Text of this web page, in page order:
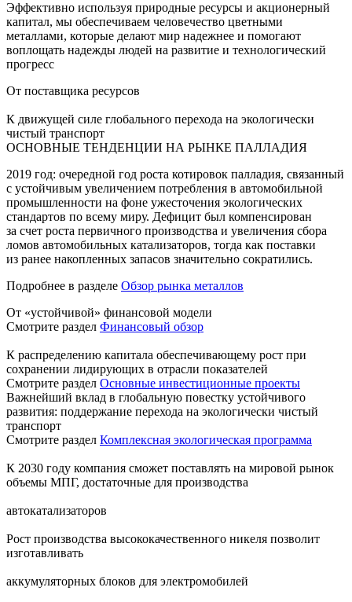
Эффективно используя природные ресурсы и акционерный
капитал, мы обеспечиваем человечество цветными
металлами, которые делают мир надежнее и помогают
воплощать надежды людей на развитие и технологический
прогресс
От поставщика ресурсов
К движущей силе глобального перехода на экологически
чистый транспорт
ОСНОВНЫЕ ТЕНДЕНЦИИ НА РЫНКЕ ПАЛЛАДИЯ
2019 год: очередной год роста котировок палладия, связанный
с устойчивым увеличением потребления в автомобильной
промышленности на фоне ужесточения экологических
стандартов по всему миру. Дефицит был компенсирован
за счет роста первичного производства и увеличения сбора
ломов автомобильных катализаторов, тогда как поставки
из ранее накопленных запасов значительно сократились.
Подробнее в разделе Обзор рынка металлов
От «устойчивой» финансовой модели
Смотрите раздел Финансовый обзор
К распределению капитала обеспечивающему рост при
сохранении лидирующих в отрасли показателей
Смотрите раздел Основные инвестиционные проекты
Важнейший вклад в глобальную повестку устойчивого
развития: поддержание перехода на экологически чистый
транспорт
Смотрите раздел Комплексная экологическая программа
К 2030 году компания сможет поставлять на мировой рынок
объемы МПГ, достаточные для производства
автокатализаторов
Рост производства высококачественного никеля позволит
изготавливать
аккумуляторных блоков для электромобилей